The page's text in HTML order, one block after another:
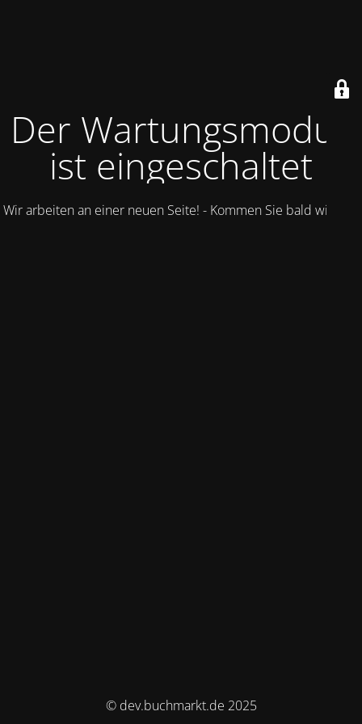
Der Wartungsmodus
ist eingeschaltet
Wir arbeiten an einer neuen Seite! - Kommen Sie bald wieder.
© dev.buchmarkt.de 2025